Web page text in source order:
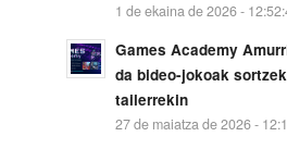
1 de ekaina de 2026 -
Games Academy
da bideo-jokoak
tailerrekin
27 de maiatza de 2026 -